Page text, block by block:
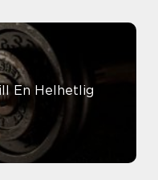
En Helhetlig